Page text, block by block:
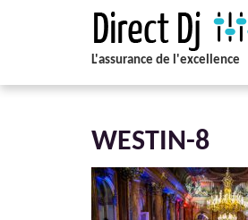
L'assurance de l'excellence
WESTIN-8